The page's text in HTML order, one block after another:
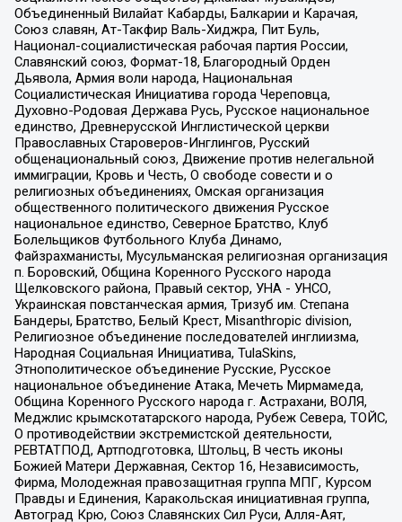
Объединенный Вилайат Кабарды, Балкарии и Карачая,
Союз славян, Ат-Такфир Валь-Хиджра, Пит Буль,
Национал-социалистическая рабочая партия России,
Славянский союз, Формат-18, Благородный Орден
Дьявола, Армия воли народа, Национальная
Социалистическая Инициатива города Череповца,
Духовно-Родовая Держава Русь, Русское национальное
единство, Древнерусской Инглистической церкви
Православных Староверов-Инглингов, Русский
общенациональный союз, Движение против нелегальной
иммиграции, Кровь и Честь, О свободе совести и о
религиозных объединениях, Омская организация
общественного политического движения Русское
национальное единство, Северное Братство, Клуб
Болельщиков Футбольного Клуба Динамо,
Файзрахманисты, Мусульманская религиозная организация
п. Боровский, Община Коренного Русского народа
Щелковского района, Правый сектор, УНА - УНСО,
Украинская повстанческая армия, Тризуб им. Степана
Бандеры, Братство, Белый Крест, Misanthropic division,
Религиозное объединение последователей инглиизма,
Народная Социальная Инициатива, TulaSkins,
Этнополитическое объединение Русские, Русское
национальное объединение Атака, Мечеть Мирмамеда,
Община Коренного Русского народа г. Астрахани, ВОЛЯ,
Меджлис крымскотатарского народа, Рубеж Севера, ТОЙС,
О противодействии экстремистской деятельности,
РЕВТАТПОД, Артподготовка, Штольц, В честь иконы
Божией Матери Державная, Сектор 16, Независимость,
Фирма, Молодежная правозащитная группа МПГ, Курсом
Правды и Единения, Каракольская инициативная группа,
Автоград Крю, Союз Славянских Сил Руси, Алля-Аят,